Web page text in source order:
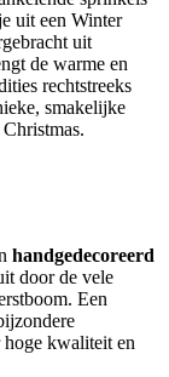
uit een Winter
uit
de warme en
rechtstreeks
smakelijke
handgedecoreerd
door de vele
Een
kwaliteit en